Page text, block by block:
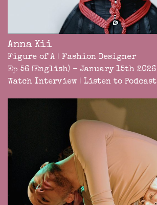
Anna Kii
Figure of A | Fashion Designer
Ep 56 (English) - January 15th 2026
Watch Interview | Listen to Podcast